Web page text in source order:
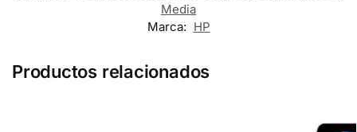
Media
Marca: HP
Productos relacionados